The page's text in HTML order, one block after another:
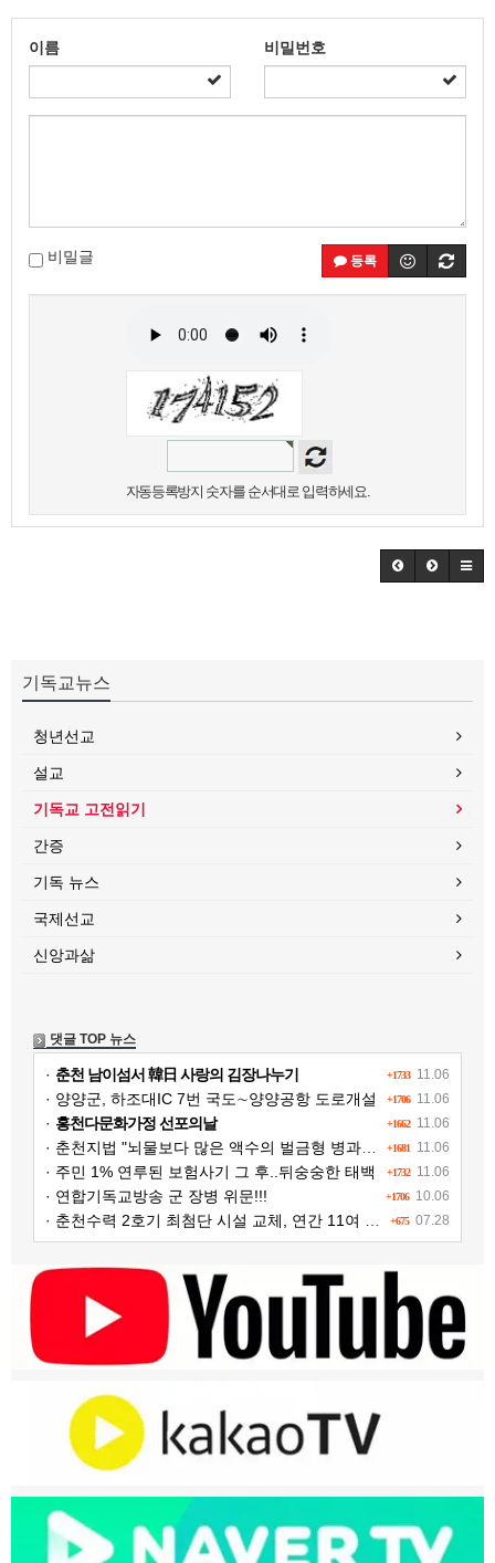
이름 비밀번호
등록
비밀글
자동등록방지 숫자를 순서대로 입력하세요.
기독교뉴스
청년선교
설교
기독교 고전읽기
간증
기독 뉴스
국제선교
신앙과삶
댓글 TOP 뉴스
+1733 11.06
· 춘천 남이섬서 韓日 사랑의 김장나누기
+1706 11.06
· 양양군, 하조대IC 7번 국도∼양양공항 도로개설
+1662 11.06
· 홍천다문화가정 선포의날
+1681 11.06
· 춘천지법 "뇌물보다 많은 액수의 벌금형 병과해야"
+1732 11.06
· 주민 1% 연루된 보험사기 그 후..뒤숭숭한 태백
+1706 10.06
· 연합기독교방송 군 장병 위문!!!
+675 07.28
· 춘천수력 2호기 최첨단 시설 교체, 연간 11여 억원 수익 추가 확보